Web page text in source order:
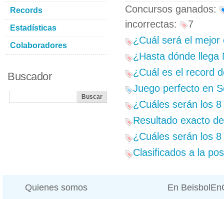
Concursos ganados:
incorrectas:
7
¿Cuál será el
¿Hasta dónde llega
¿Cuál es el record
Juego perfecto en
¿Cuáles serán los
Resultado exacto
¿Cuáles serán los
Clasificados a la
Records
Estadísticas
Colaboradores
Buscador
Quienes somos En